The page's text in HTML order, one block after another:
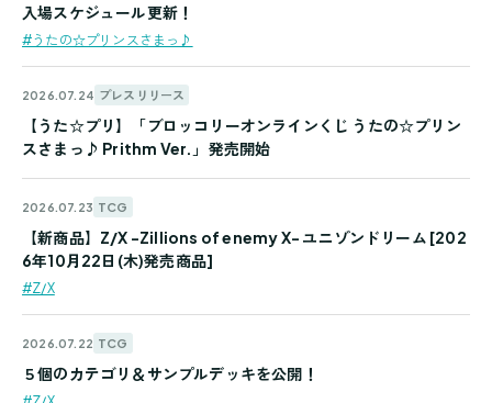
#うたの☆プリンスさまっ♪
入場スケジュール更新！
2026.07.24 プレスリリース
【うた☆プリ】「ブロッコリーオンラインくじ うたの☆プリン
スさまっ♪ Prithm Ver.」発売開始
2026.07.23 TCG
#Z/X
【新商品】Z/X -Zillions of enemy X- ユニゾンドリーム [202
6年10月22日(木)発売商品]
2026.07.22 TCG
５個のカテゴリ＆サンプルデッキを公開！